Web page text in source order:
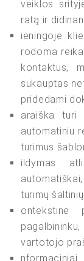
veiklos
ratą ir
ieningoje
rodoma
kontaktus,
sukauptas
pridedami
araiška turi
automatiniu
turimus
ildymas
turimų šaltinių;
ontekstinė
vartotojo
nformaciniai